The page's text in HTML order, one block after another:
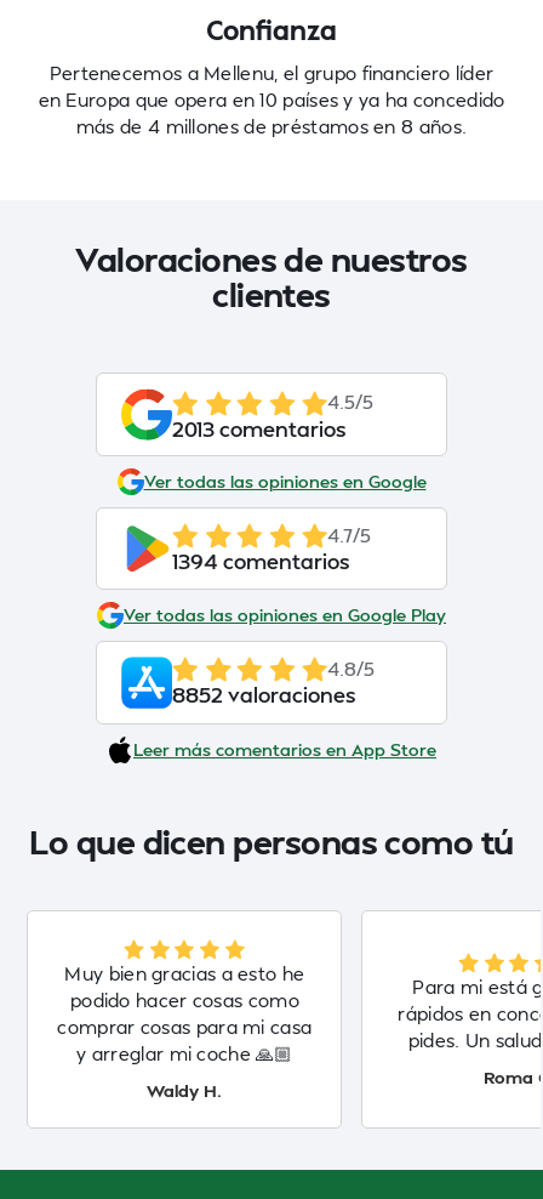
Confianza
Pertenecemos a Mellenu, el grupo financiero líder
en Europa que opera en 10 países y ya ha concedido
más de 4 millones de préstamos en 8 años.
Valoraciones de nuestros
clientes
4.5/5
2013 comentarios
Ver todas las opiniones en Google
4.7/5
1394 comentarios
Ver todas las opiniones en Google Play
4.8/5
8852 valoraciones
Leer más comentarios en App Store
Lo que dicen personas como tú
Muy bien gracias a esto he
podido hacer cosas como
comprar cosas para mi casa
y arreglar mi coche 🙏🏼
Waldy H.
Para mi está
rápidos en
pides. Un
Roma